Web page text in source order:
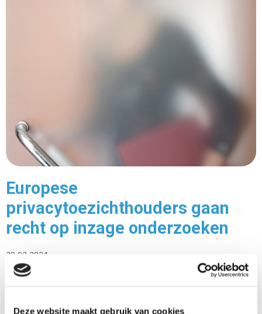
Deze website maakt gebruik van cookies
Europese
privacytoezichthouders gaan
recht op inzage onderzoeken
29-02-2024
De Autoriteit Persoonsgegevens (AP) gaat dit jaar